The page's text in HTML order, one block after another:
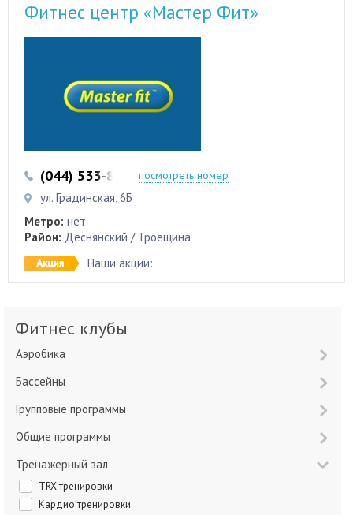
Фитнес центр «Мастер Фит»
(044) 533-87-87 (044) 353-12-00
посмотреть номер
ул. Градинская, 6Б
Метро: нет
Район: Деснянский / Троещина
Наши акции:
Фитнес клубы
Аэробика
Бассейны
Групповые программы
Общие программы
Тренажерный зал
TRX тренировки
Кардио тренировки